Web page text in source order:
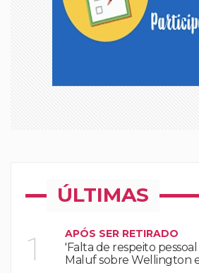
ÚLTIMAS
1 APÓS SER RETIRADO
'Falta de respeito
Maluf sobre Wellington